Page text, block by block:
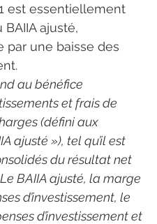
est essentiellement
ajusté,
par une baisse des
au bénéfice
et frais de
(défini aux
ajusté »), tel qu’il est
du résultat net
BAIIA ajusté, la marge
d’investissement, le
d’investissement et